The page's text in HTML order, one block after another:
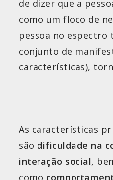
de dizer que a
como um floco de
pessoa no espectro
conjunto de
características),
As características
são dificuldade na
interação social,
como